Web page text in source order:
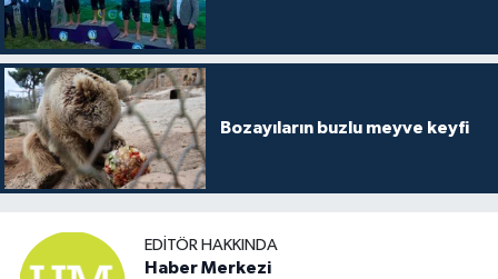
Bozayıların buzlu meyve keyfi
EDITÖR HAKKINDA
Haber Merkezi